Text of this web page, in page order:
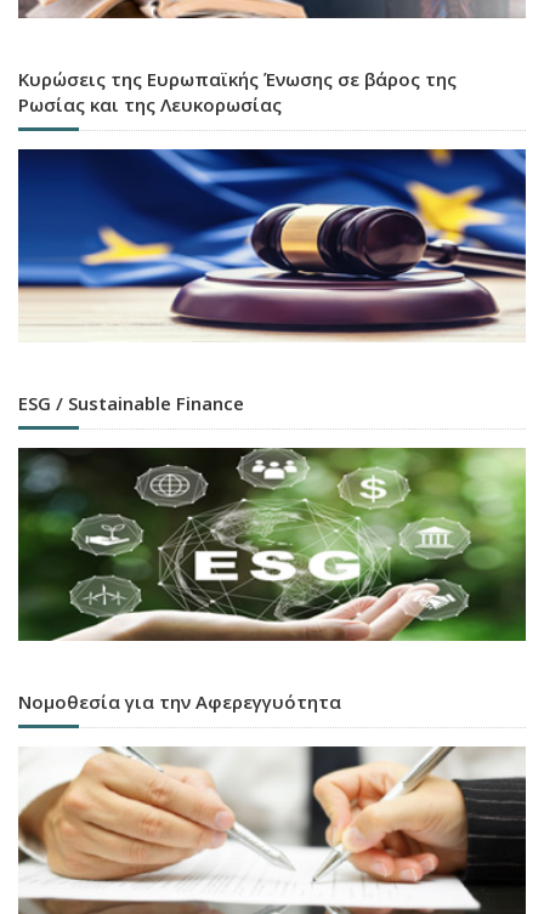
Κυρώσεις της Ευρωπαϊκής Ένωσης σε βάρος της
Ρωσίας και της Λευκορωσίας
ESG / Sustainable Finance
Νομοθεσία για την Αφερεγγυότητα